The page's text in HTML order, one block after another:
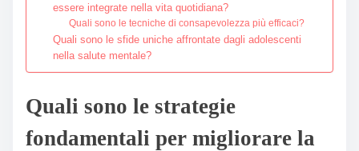
essere integrate nella vita quotidiana?
Quali sono le tecniche di consapevolezza più efficaci?
Quali sono le sfide uniche affrontate dagli adolescenti
nella salute mentale?
Quali sono le strategie
fondamentali per migliorare la